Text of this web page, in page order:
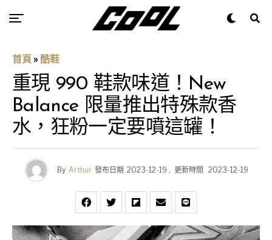
首頁 » 酷鞋
重現 990 鞋款味道！New
Balance 限量推出特殊款香
水，狂粉一定要噴這罐！
By Arthur 發布日期 2023-12-19 , 更新時間 2023-12-19